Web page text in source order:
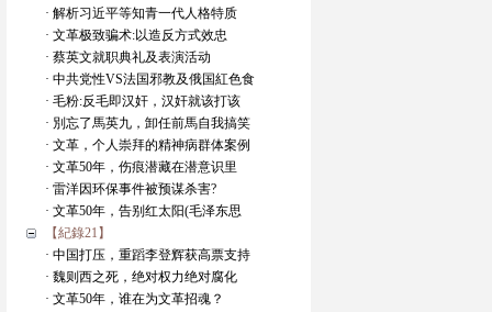
· 解析习近平等知青一代人格特质
· 文革极致骗术:以造反方式效忠
· 蔡英文就职典礼及表演活动
· 中共党性VS法国邪教及俄国紅色食
· 毛粉:反毛即汉奸，汉奸就该打该
· 別忘了馬英九，卸任前馬自我搞笑
· 文革，个人崇拜的精神病群体案例
· 文革50年，伤痕潜藏在潜意识里
· 雷洋因环保事件被预谋杀害?
· 文革50年，告别红太阳(毛泽东思
【紀錄21】
· 中国打压，重蹈李登辉获高票支持
· 魏则西之死，绝对权力绝对腐化
· 文革50年，谁在为文革招魂？